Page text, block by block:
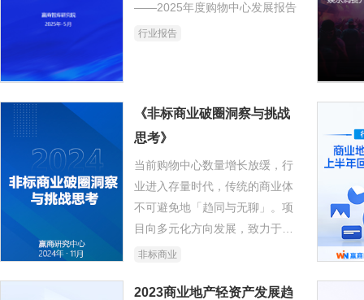
——2025年度购物中心发展报告
行业报告
《非标商业破圈洞察与挑战
思考》
当前购物中心数量增长放缓，行
业进入存量时代，传统的商业体
不可避免地「趋同与无聊」。项
目向多元化方向发展，致力于打
造独特的消费体验。 在这样的背
了更多的探索性与可能性。本报
非标商业
2023商业地产轻资产发展趋